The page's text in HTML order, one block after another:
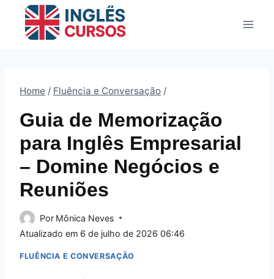
Home / Fluência e Conversação /
Guia de Memorização
para Inglês Empresarial
– Domine Negócios e
Reuniões
Por Mônica Neves
Atualizado em 6 de julho de 2026 06:46
FLUÊNCIA E CONVERSAÇÃO